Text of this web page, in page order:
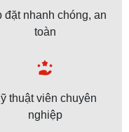
đặt nhanh chóng, an
toàn
thuật viên chuyên
nghiệp